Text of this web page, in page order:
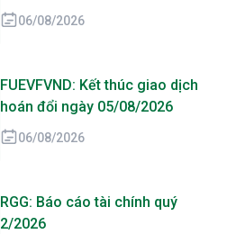
06/08/2026
FUEVFVND: Kết thúc giao dịch
hoán đổi ngày 05/08/2026
06/08/2026
RGG: Báo cáo tài chính quý
2/2026